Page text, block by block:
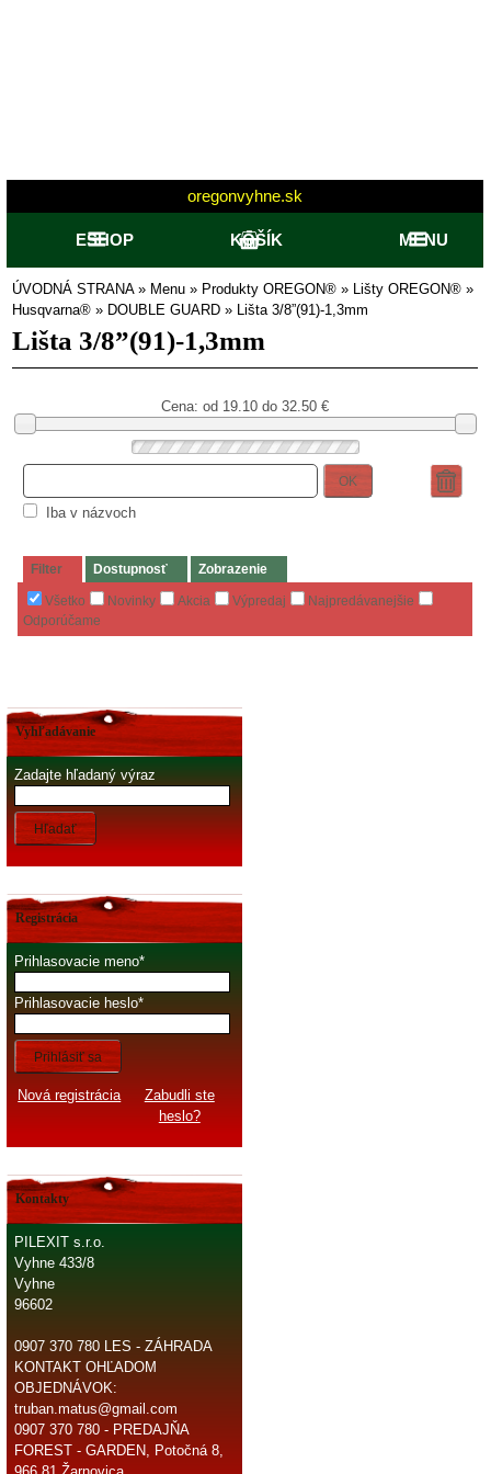
oregonvyhne.sk
ESHOP KOŠÍK MENU
ÚVODNÁ STRANA» Menu » Produkty OREGON® » Lišty OREGON® »
Husqvarna® » DOUBLE GUARD » Lišta 3/8”(91)-1,3mm
Lišta 3/8”(91)-1,3mm
Cena: od 19.10 do 32.50€
OK
Iba v názvoch
Filter Dostupnosť Zobrazenie
Všetko Novinky Akcia Výpredaj
Najpredávanejšie
Odporúčame
Vyhľadávanie
Zadajte hľadaný výraz
Hľadať
Registrácia
Prihlasovacie meno
Prihlasovacie heslo
Prihlásiť sa
Nová registrácia
Zabudli ste
heslo?
Kontakty
PILEXIT s.r.o.
Vyhne 433/8
Vyhne
96602
0907 370 780 LES - ZÁHRADA
KONTAKT OHĽADOM
OBJEDNÁVOK:
truban.matus@gmail.com
0907 370 780 - PREDAJŇA
FOREST - GARDEN, Potočná 8,